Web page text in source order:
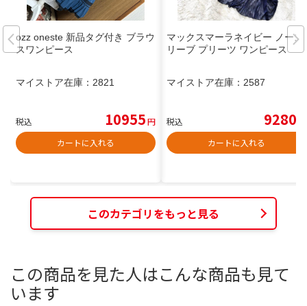
ozz oneste 新品タグ付き ブラウ
スワンピース
マイストア在庫： 2821
税込 10955円
カートに入れる
マックスマーラネイビー ノース
リーブ プリーツ ワンピース
マイストア在庫： 2587
税込 9280
カートに入れる
このカテゴリをもっと見る
この商品を見た人はこんな商品も見て
います